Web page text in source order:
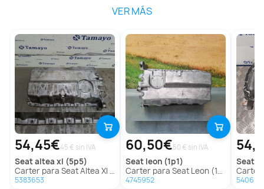
VER MÁS
54,45€45 € sin IVA
seataltea xl (5p5)
Carter para Seat Altea Xl (5P5)
5383653
60,50€50 € sin IVA
seat leon (1p1)
Carter para Seat Leon (1P1)
4745952
seat
Carter